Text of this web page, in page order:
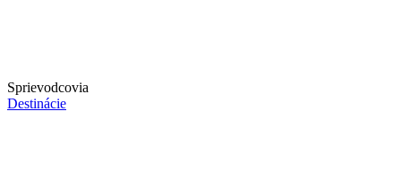
Sprievodcovia
Destinácie